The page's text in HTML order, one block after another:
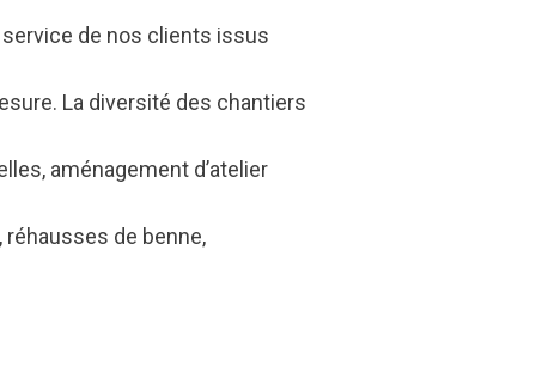
de nos clients issus
La diversité des chantiers
aménagement d’atelier
de benne,